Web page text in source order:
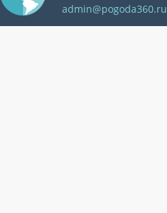
admin@pogoda360.ru